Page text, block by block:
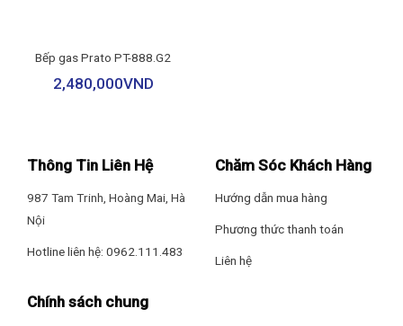
được trang bị mặt kính dày dặn, với
khả năng chịu nhiệt và chịu lực tốt. Mặt kính có thể chịu được
hầu như không bị biến dạng hay nứt vỡ dưới tác động nhiệt độ.
Bếp gas Prato PT-888.G2
2,480,000VND
Thông Tin Liên Hệ
987 Tam Trinh, Hoàng Mai, Hà
Nội
Hotline liên hệ: 0962.111.483
Chăm Sóc Khách Hàng
Hướng dẫn mua hàng
Phương thức thanh toán
Liên hệ
Chính sách chung